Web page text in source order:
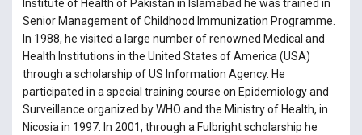
Institute of Health of Pakistan in Islamabad he was trained in
Senior Management of Childhood Immunization Programme.
In 1988, he visited a large number of renowned Medical and
Health Institutions in the United States of America (USA)
through a scholarship of US Information Agency. He
participated in a special training course on Epidemiology and
Surveillance organized by WHO and the Ministry of Health, in
Nicosia in 1997. In 2001, through a Fulbright scholarship he